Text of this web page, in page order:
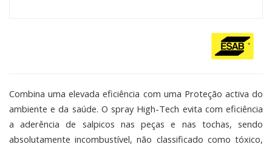
Combina uma elevada eficiência com uma Proteção activa do
ambiente e da saúde. O spray High-Tech evita com eficiência
a aderência de salpicos nas peças e nas tochas, sendo
absolutamente incombustível, não classificado como tóxico,